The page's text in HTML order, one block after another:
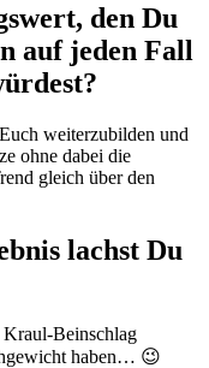
den Du
auf jeden Fall
weiterzubilden und
ohne dabei die
gleich über den
lachst Du
Kraul-Beinschlag
haben… 😉